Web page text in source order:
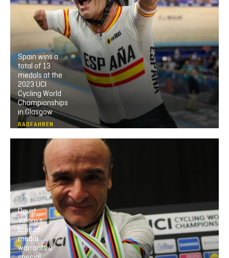
Spain wins a
total of 13
medals at the
2023 UCI
Cycling World
Championships
in Glasgow
RADFAHREN
David
Valero’s
bronze
medal
warrants a